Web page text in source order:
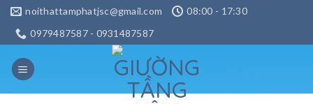
Skip
content
noithattamphatjsc@gmail.com
08:00 - 17:30
0979487587 - 0931487587